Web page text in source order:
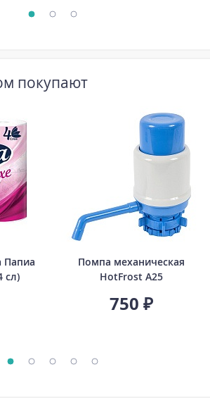
покупают
Папиа
сл)
Помпа механическая
HotFrost A25
750 ₽